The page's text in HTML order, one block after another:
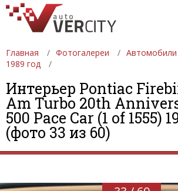
Главная Фотогалереи Автомобили
1989 год
Интерьер Pontiac
Am Turbo 20th
500 Pace Car (1 of 1555)
(фото 33 из 60)
ФОТОГАЛЕРЕИ АВТОМОБИЛИ
АВТОСАЛОНЫ
ФОРМУЛА-1